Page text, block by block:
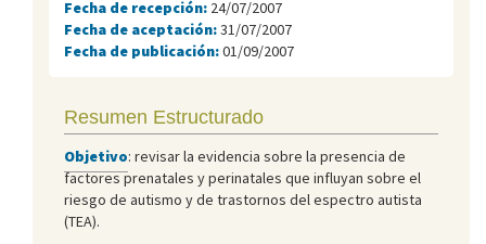
Fecha de recepción: 24/07/2007
Fecha de aceptación:31/07/2007
Fecha de publicación:01/09/2007
Resumen Estructurado
Objetivo: revisar la evidencia sobre la presencia de
factores prenatales y perinatales que influyan sobre el
riesgo de autismo y de trastornos del espectro autista
(TEA).